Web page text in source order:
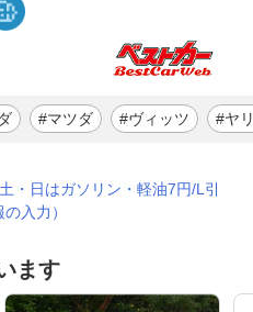
#マツダ #ヴィッツ #ヤ
・日はガソリン・軽油7円/L引
入力）
ます